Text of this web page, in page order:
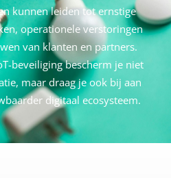
kunnen leiden tot ernstige
operationele verstoringen
van klanten en partners.
beveiliging bescherm je niet
maar draag je ook bij aan
digitaal ecosysteem.